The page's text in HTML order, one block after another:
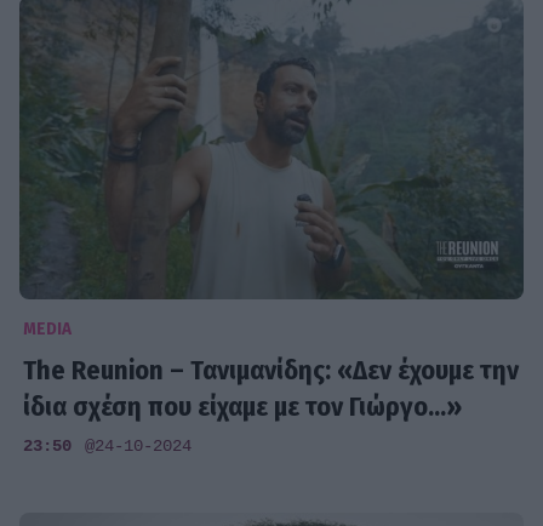
MEDIA
The Reunion – Τανιμανίδης: «Δεν έχουμε την
ίδια σχέση που είχαμε με τον Γιώργο...»
23:50 @24-10-2024